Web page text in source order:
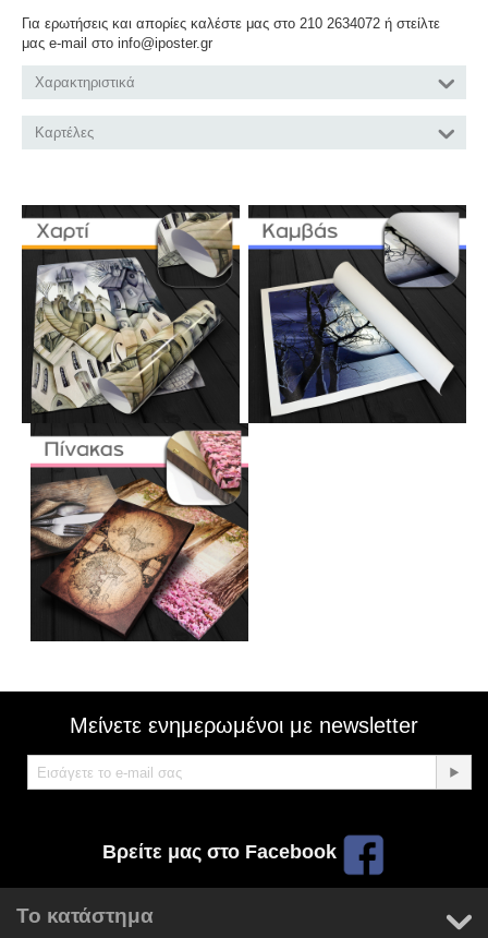
Για ερωτήσεις και απορίες καλέστε μας στο 210 2634072 ή στείλτε
μας e-mail στο info@iposter.gr
Χαρακτηριστικά
Καρτέλες
Μείνετε ενημερωμένοι με newsletter
Βρείτε μας στο Facebook
Το κατάστημα